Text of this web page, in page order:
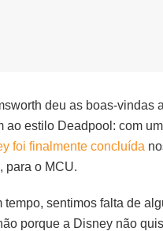
deu as boas-vindas
ao estilo Deadpool: com
foi finalmente concluída
para o MCU.
tempo, sentimos falta de
porque a Disney não